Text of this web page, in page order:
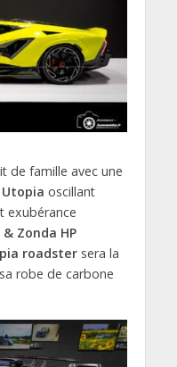
de famille avec une
Utopia oscillant
exubérance
Zonda HP
roadstersera la
robe de carbone